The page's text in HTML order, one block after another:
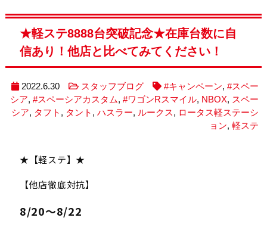
★軽ステ8888台突破記念★在庫台数に自
信あり！他店と比べてみてください！
2022.6.30 スタッフブログ #キャンペーン,#スペー
シア,#スペーシアカスタム,#ワゴンRスマイル, NBOX, スペー
シア, タフト , タント ,ハスラー, ルークス, ロータス軽ステーシ
ョン,軽ステ
★【軽ステ】★
【他店徹底対抗】
8/20～8/22